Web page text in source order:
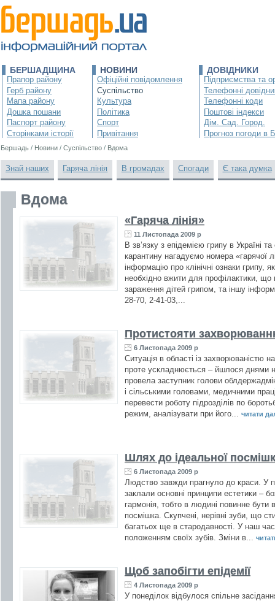
БЕРШАДЩИНА
Прапор району
Герб району
Мапа району
Дошка пошани
Паспорт району
Сторінками історії
НОВИНИ
Офіційні повідомлення
Суспільство
Культура
Політика
Спорт
Привітання
ДОВІДНИКИ
Підприємства та
Телефонні
Телефонні коди
Поштові індекси
Дім. Сад. Город.
Прогноз погоди в
Бершадь / Новини / Суспільство / Вдома
Знай наших Гаряча лінія В громадах Спогади Є така думка
Вдома
«Гаряча лінія»
11 Листопада 2009 р
В зв’язку з епідемією грипу в Україні
карантину нагадуємо номера «гарячої
інформацію про клінічні ознаки грипу,
необхідно вжити для профілактики, що
зараження дітей грипом, та іншу
28-70, 2-41-03,...
Протистояти
6 Листопада 2009 р
Ситуація в області із захворюваністю
проте ускладнюється – йшлося днями
провела заступник голови
і сільськими головами, медичними
перевести роботу підрозділів по
режим, аналізувати при його...
читати
Шлях до ідеальної
6 Листопада 2009 р
Людство завжди прагнуло до краси. У
заклали основні принципи естетики –
гармонія, тобто в людині повинне бути
посмішка. Скупчені, нерівні зуби, що
багатьох ще в стародавності. У наш
положенням своїх зубів. Зміни в...
Щоб запобігти епідемії
4 Листопада 2009 р
У понеділок відбулося спільне